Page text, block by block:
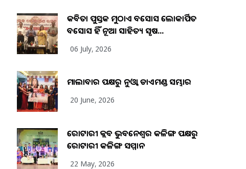
କବିତା ପୁସ୍ତକ ମୁଠାଏ ଅବସୋସ ଲୋକାର୍ପିତ
ଅବସୋସ ହିଁ ନୂଆ ସାହିତ୍ୟ ସୃଷ...
06 July, 2026
ମାଲାବାର ପକ୍ଷରୁ ନୁଓ୍ବା ଡାଏମଣ୍ଡ ସମ୍ଭାର
20 June, 2026
ରୋଟାରୀ କ୍ଲବ ଭୁବନେଶ୍ୱର କଳିଙ୍ଗ ପକ୍ଷରୁ
ରୋଟାରୀ କଳିଙ୍ଗ ସମ୍ମାନ
22 May, 2026